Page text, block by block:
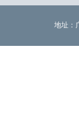
地址：